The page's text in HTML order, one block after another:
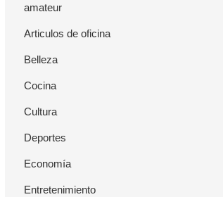
amateur
Articulos de oficina
Belleza
Cocina
Cultura
Deportes
Economía
Entretenimiento